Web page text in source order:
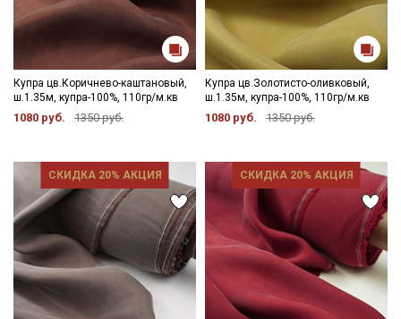
Купра цв.Коричнево-каштановый,
ш.1.35м, купра-100%, 110гр/м.кв
1080 руб. 1350 руб.
Купра цв.Золотисто-оливковый,
ш.1.35м, купра-100%, 110гр/м.кв
1080 руб. 1350 руб.
СКИДКА 20% АКЦИЯ СКИДКА 20% АКЦИЯ